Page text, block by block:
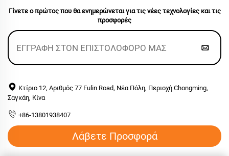
Γίνετε ο πρώτος που θα ενημερώνεται για τις νέες τεχνολογίες και τις
προσφορές
Κτίριο 12, Αριθμός 77 Fulin Road, Νέα Πόλη, Περιοχή Chongming,
Σαγκάη, Κίνα
+86-13801938407
Λάβετε Προσφορά